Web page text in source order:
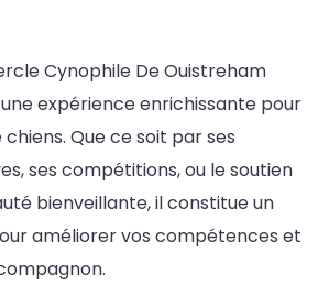
Cynophile De Ouistreham
expérience enrichissante pour
Que ce soit par ses
ses compétitions, ou le soutien
bienveillante, il constitue un
améliorer vos compétences et